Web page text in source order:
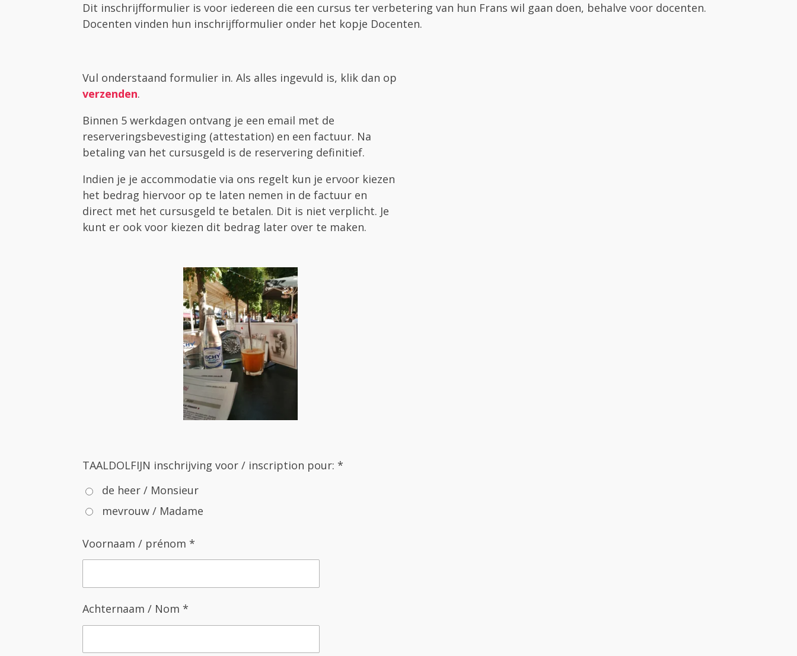
Dit inschrijfformulier is voor iedereen die een cursus ter verbetering van hun Frans wil gaan doen, behalve voor docenten.
Docenten vinden hun inschrijfformulier onder het kopje Docenten.
Vul onderstaand formulier in. Als alles ingevuld is, klik dan op
verzenden.
Binnen 5 werkdagen ontvang je een email met de
reserveringsbevestiging (attestation) en een factuur. Na
betaling van het cursusgeld is de reservering definitief.
Indien je je accommodatie via ons regelt kun je ervoor kiezen
het bedrag hiervoor op te laten nemen in de factuur en
direct met het cursusgeld te betalen. Dit is niet verplicht. Je
kunt er ook voor kiezen dit bedrag later over te maken.
TAALDOLFIJN inschrijving voor / inscription pour: *
de heer / Monsieur
mevrouw / Madame
Voornaam / prénom *
Achternaam / Nom *